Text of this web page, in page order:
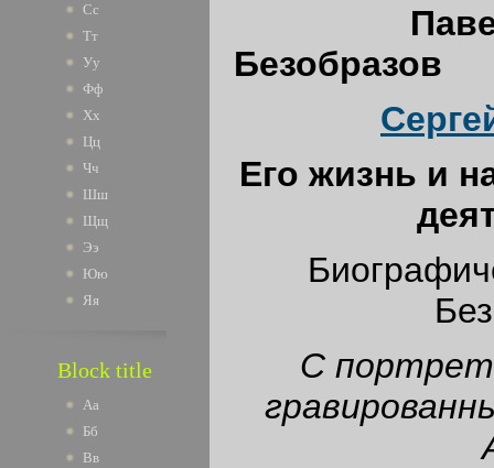
Сс
Тт
Уу
Фф
Хх
Цц
Чч
Шш
Щщ
Ээ
Юю
Яя
Block title
Аа
Бб
Вв
Безобразов
Его жизнь и
С